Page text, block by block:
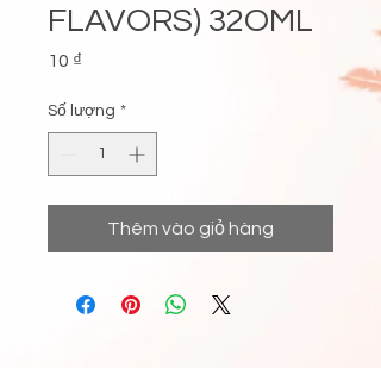
FLAVORS) 32OML
10 ₫
Số lượng *
Thêm vào giỏ hàng